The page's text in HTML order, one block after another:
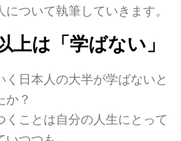
ついて執筆していきます。
上は「学ばない」
く 日本人の大半が学ばないと
か？
くことは自分の人生にとって